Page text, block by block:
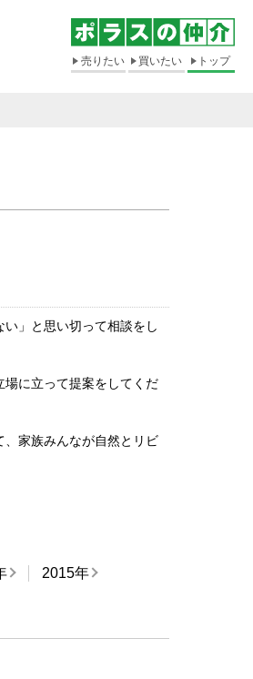
売りたい 買いたい トップ
」と思い切って相談をし
に立って提案をしてくだ
家族みんなが自然とリビ
2015年